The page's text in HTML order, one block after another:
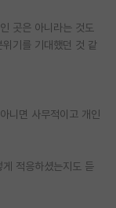
곳은 아니라는 것도
기를 기대했던 것 같
니면 사무적이고 개인
적응하셨는지도 듣